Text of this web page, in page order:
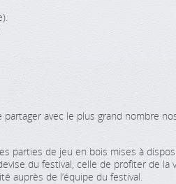
avec le plus grand nombre
parties de jeu en bois mises à
du festival, celle de profiter de la
auprès de l’équipe du festival.